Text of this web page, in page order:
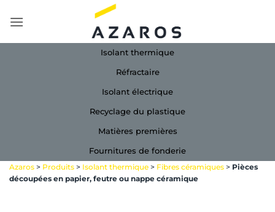
au
Isolant thermique
Réfractaire
Isolant électrique
Recyclage du plastique
Matières premières
Fournitures de fonderie
Azaros > Produits > Isolant thermique > Fibres céramiques > Pièces
découpées en papier, feutre ou nappe céramique